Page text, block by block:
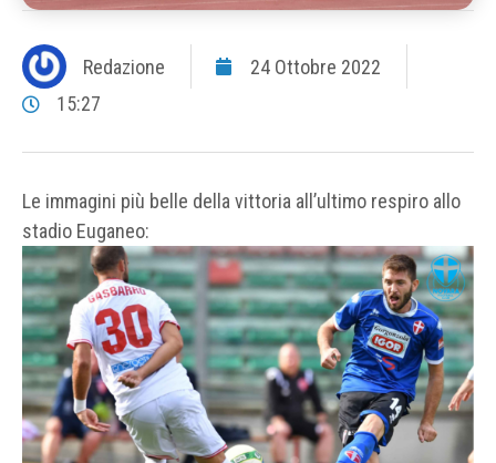
Redazione
24 Ottobre 2022
15:27
Le immagini più belle della vittoria all’ultimo respiro allo
stadio Euganeo: